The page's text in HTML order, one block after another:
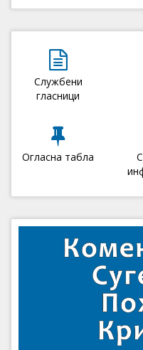
Службени
гласници
Огласна табла